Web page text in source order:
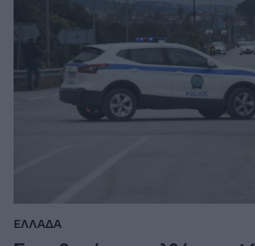
ΕΛΛΑΔΑ